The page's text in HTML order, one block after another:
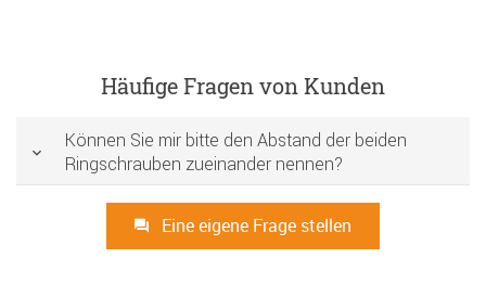
Häufige Fragen von Kunden
Können Sie mir bitte den Abstand der beiden
Ringschrauben zueinander nennen?
Eine eigene Frage stellen